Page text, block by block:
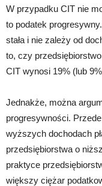
W przypadku CIT nie
to podatek
stała i nie zależy od
to, czy
CIT wynosi 19% (lub
Jednakże, można
progresywności.
wyższych dochodach
przedsiębiorstwa o
praktyce
większy ciężar